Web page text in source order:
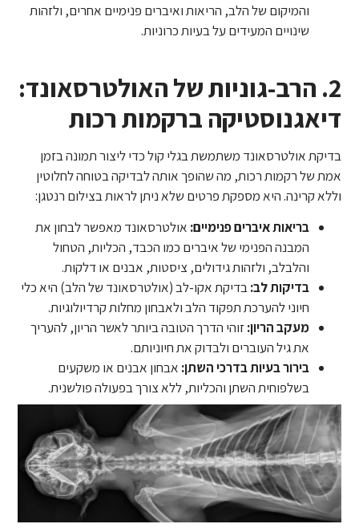
והמיקום של הלב, הריאות ואיברים פנימיים אחרים, ולזהות
שינויים המעידים על בעיות כרוניות.
2. הרב-גוניות של האולטרסאונד:
דיאגנוסטיקה ברקמות רכות
בדיקת אולטרסאונד משתמשת בגלי קול כדי ליצור תמונה בזמן
אמת של רקמות רכות, מה שהופך אותה לבדיקה בטוחה לחלוטין
וללא קרינה. היא מספקת פרטים שלא ניתן לראות בצילום רנטגן:
בריאות איברים פנימיים: אולטרסאונד מאפשר לבחון את
המבנה הפנימי של איברים כמו הכבד, הכליות, הטחול
והלבלב, ולזהות גידולים, ציסטות, אבנים או דלקות.
בדיקות לב:בדיקת אקו-לב (אולטרסאונד של הלב) היא כלי
חיוני להערכת תפקוד הלב ולאבחון מחלות קרדיולוגיות.
מעקב הריון:זוהי הדרך הטובה ביותר לאשר הריון, להעריך
את גיל העוברים ולבדוק את חיוניותם.
בירור בעיות בדרכי השתן: אבחון אבנים או משקעים
בשלפוחית השתן והכליות, ללא צורך בפעולה פולשנית.